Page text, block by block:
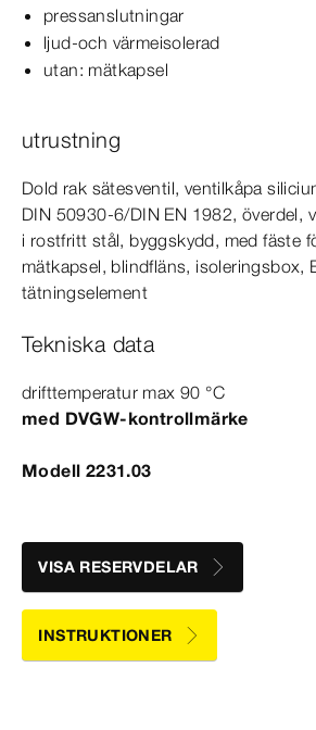
pressanslutningar
ljud-​och värmeisolerad
utan: mätkapsel
utrustning
Dold rak sätesventil, ventilkåpa
DIN 50930‑6/DIN EN 1982, överdel,
i rostfritt stål, byggskydd, med fäste
mätkapsel, blindfläns, isoleringsbox,
tätningselement
Tekniska data
drifttemperatur max 90 °C
med DVGW-​kontrollmärke
Modell 2231.03
VISA RESERVDELAR
INSTRUKTIONER